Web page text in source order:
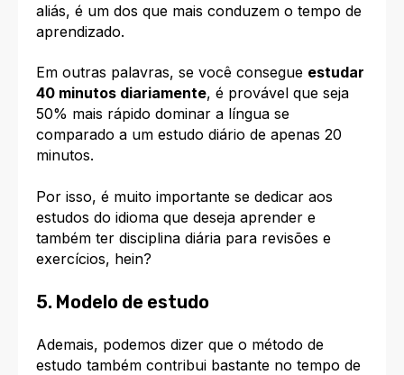
aliás, é um dos que mais conduzem o tempo de
aprendizado.
Em outras palavras, se você consegue estudar
40 minutos diariamente, é provável que seja
50% mais rápido dominar a língua se
comparado a um estudo diário de apenas 20
minutos.
Por isso, é muito importante se dedicar aos
estudos do idioma que deseja aprender e
também ter disciplina diária para revisões e
exercícios, hein?
5. Modelo de estudo
Ademais, podemos dizer que o método de
estudo também contribui bastante no tempo de